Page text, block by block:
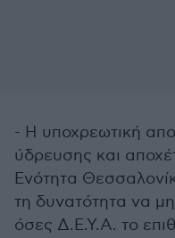
- Η υποχρεωτική
ύδρευσης και
Ενότητα
τη δυνατότητα να
όσες Δ.Ε.Υ.Α. το